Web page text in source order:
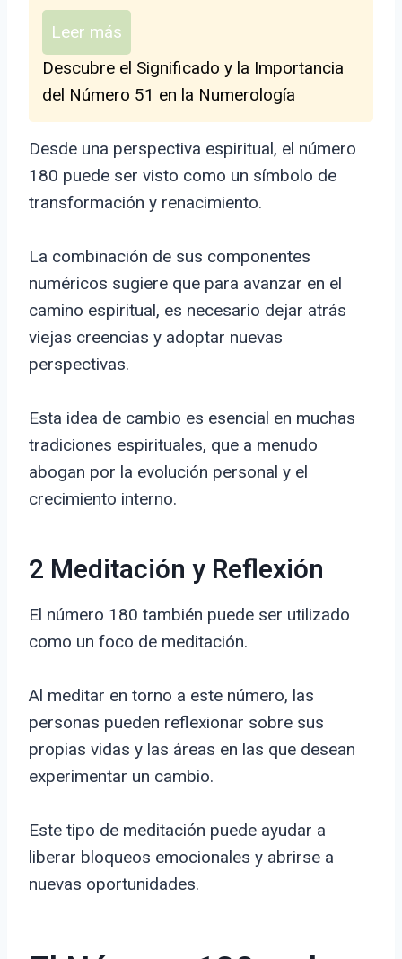
Leer más
Descubre el Significado y la Importancia
del Número 51 en la Numerología
Desde una perspectiva espiritual, el número
180 puede ser visto como un símbolo de
transformación y renacimiento.
La combinación de sus componentes
numéricos sugiere que para avanzar en el
camino espiritual, es necesario dejar atrás
viejas creencias y adoptar nuevas
perspectivas.
Esta idea de cambio es esencial en muchas
tradiciones espirituales, que a menudo
abogan por la evolución personal y el
crecimiento interno.
2 Meditación y Reflexión
El número 180 también puede ser utilizado
como un foco de meditación.
Al meditar en torno a este número, las
personas pueden reflexionar sobre sus
propias vidas y las áreas en las que desean
experimentar un cambio.
Este tipo de meditación puede ayudar a
liberar bloqueos emocionales y abrirse a
nuevas oportunidades.